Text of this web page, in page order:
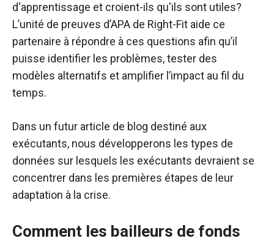
d'apprentissage et croient-ils qu'ils sont utiles?
L’unité de preuves d’APA de Right-Fit aide ce
partenaire à répondre à ces questions afin qu’il
puisse identifier les problèmes, tester des
modèles alternatifs et amplifier l’impact au fil du
temps.
Dans un futur article de blog destiné aux
exécutants, nous développerons les types de
données sur lesquels les exécutants devraient se
concentrer dans les premières étapes de leur
adaptation à la crise.
Comment les bailleurs de fonds